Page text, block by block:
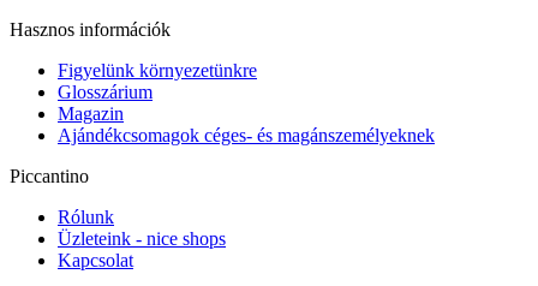
Hasznos információk
Figyelünk környezetünkre
Glosszárium
Magazin
Ajándékcsomagok céges- és magánszemélyeknek
Piccantino
Rólunk
Üzleteink - nice shops
Kapcsolat